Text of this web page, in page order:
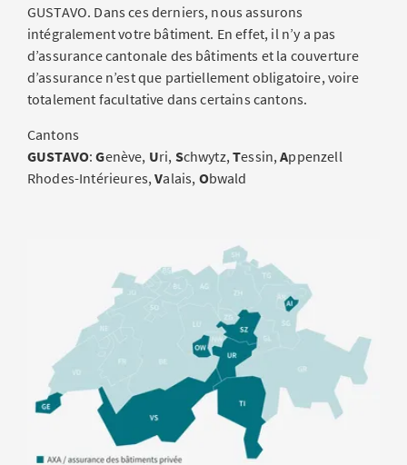
GUSTAVO. Dans ces derniers, nous assurons
intégralement votre bâtiment. En effet, il n’y a pas
d’assurance cantonale des bâtiments et la couverture
d’assurance n’est que partiellement obligatoire, voire
totalement facultative dans certains cantons.
Cantons
GUSTAVO:Genève, Uri, Schwytz,Tessin,Appenzell
Rhodes-Intérieures,Valais, Obwald